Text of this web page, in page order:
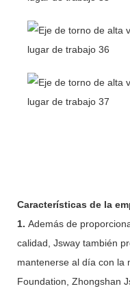
Características de la
1. Además de
calidad, Jsway también
mantenerse al día con la
Foundation, Zhongshan